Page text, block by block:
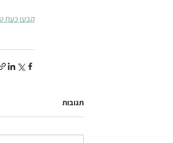
קבעו כעת
תגובות